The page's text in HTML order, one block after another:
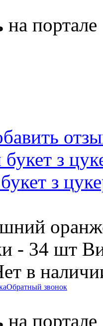
на портале
з
з
- 34 шт
в
Обратный звонок
на портале